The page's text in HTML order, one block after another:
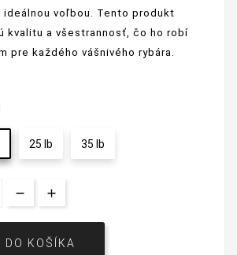
ideálnou voľbou. Tento produkt
kvalitu a všestrannosť, čo ho robí
pre každého vášnivého rybára.
25 lb 35 lb
DO KOŠÍKA